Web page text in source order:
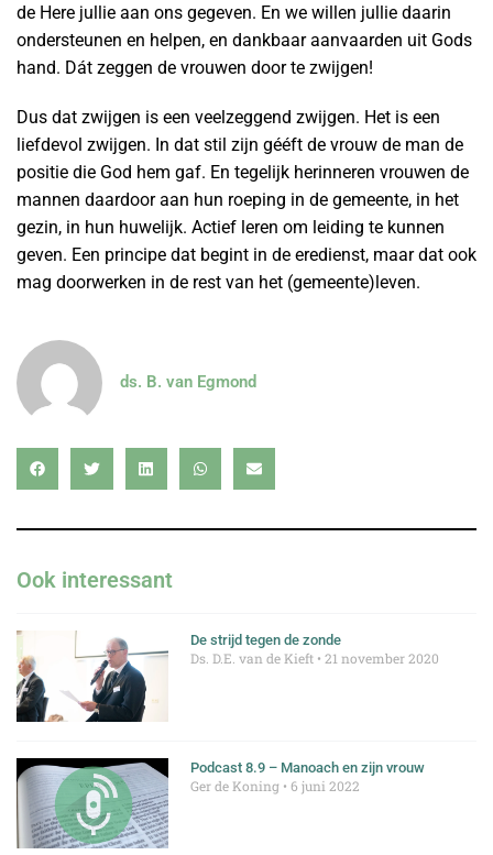
de Here jullie aan ons gegeven. En we willen jullie daarin
ondersteunen en helpen, en dankbaar aanvaarden uit Gods
hand. Dát zeggen de vrouwen door te zwijgen!
Dus dat zwijgen is een veelzeggend zwijgen. Het is een
liefdevol zwijgen. In dat stil zijn gééft de vrouw de man de
positie die God hem gaf. En tegelijk herinneren vrouwen de
mannen daardoor aan hun roeping in de gemeente, in het
gezin, in hun huwelijk. Actief leren om leiding te kunnen
geven. Een principe dat begint in de eredienst, maar dat ook
mag doorwerken in de rest van het (gemeente)leven.
ds. B. van Egmond
Ook interessant
De strijd tegen de zonde
Ds. D.E. van de Kieft 21 november 2020
Podcast 8.9 – Manoach en zijn vrouw
Ger de Koning 6 juni 2022